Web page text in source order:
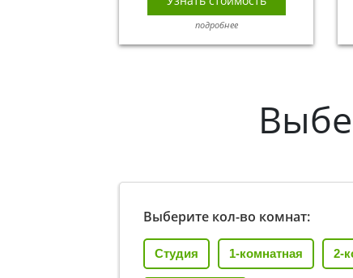
подробнее
Выберите кол-во комнат:
Студия 1-комнатная 2-